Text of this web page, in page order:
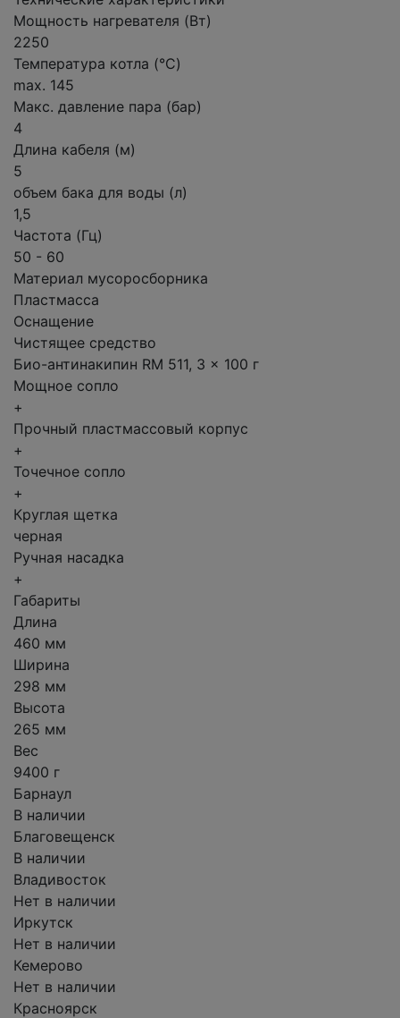
Мощность нагревателя (Вт)
2250
Температура котла (°C)
max. 145
Макс. давление пара (бар)
4
Длина кабеля (м)
5
объем бака для воды (л)
1,5
Частота (Гц)
50 - 60
Материал мусоросборника
Пластмасса
Оснащение
Чистящее средство
Био-антинакипин RM 511, 3 x 100 г
Мощное сопло
+
Прочный пластмассовый корпус
+
Точечное сопло
+
Круглая щетка
черная
Ручная насадка
+
Габариты
Длина
460 мм
Ширина
298 мм
Высота
265 мм
Вес
9400 г
Барнаул
В наличии
Благовещенск
В наличии
Владивосток
Нет в наличии
Иркутск
Нет в наличии
Кемерово
Нет в наличии
Красноярск